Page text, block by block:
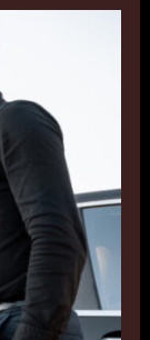
55179079